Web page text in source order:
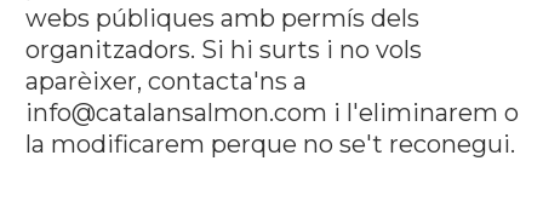
webs públiques amb permís dels
organitzadors. Si hi surts i no vols
aparèixer, contacta'ns a
info@catalansalmon.com i l'eliminarem o
la modificarem perque no se't reconegui.